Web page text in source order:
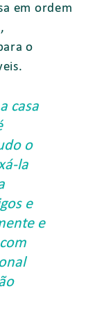
em ordem
o
casa
o
la
e
e